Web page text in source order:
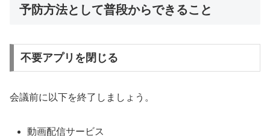
予防方法として普段からできること
不要アプリを閉じる
会議前に以下を終了しましょう。
動画配信サービス